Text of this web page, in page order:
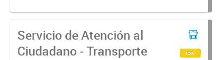
Servicio de Atención al
Ciudadano - Transporte
csv